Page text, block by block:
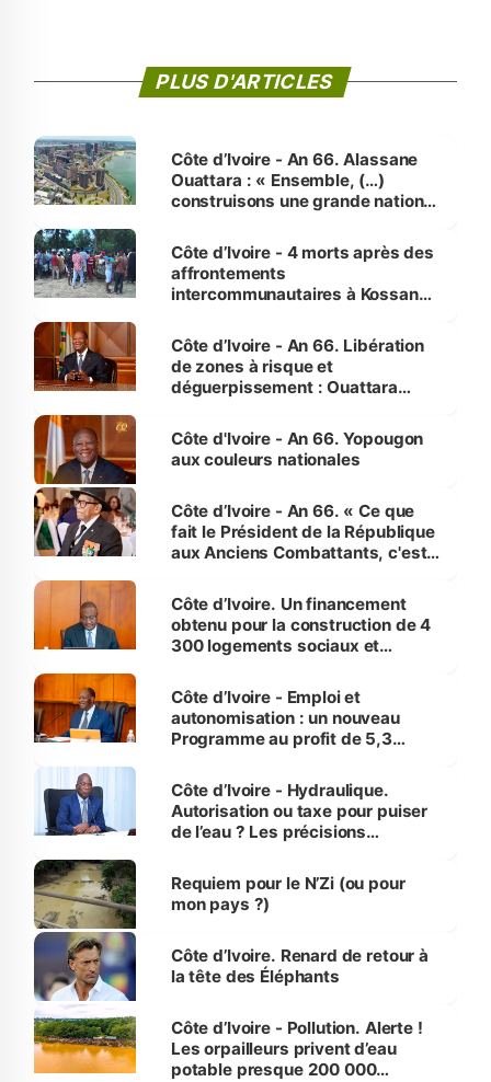
PLUS D'ARTICLES
Côte d’Ivoire - An 66. Alassane
Ouattara : « Ensemble, (…)
construisons une grande nation
générations futures »
Côte d’Ivoire - 4 morts après des
affrontements
intercommunautaires à Kossandji
milieu des sinistrés
Côte d’Ivoire - An 66. Libération
de zones à risque et
déguerpissement : Ouattara
l'Etat de droit pour préserver les
vies humaines »
Côte d'Ivoire - An 66. Yopougon
aux couleurs nationales
Côte d’Ivoire - An 66. « Ce que
fait le Président de la République
aux Anciens Combattants, c'est
Côte d’Ivoire. Un financement
obtenu pour la construction de 4
300 logements sociaux et
et Yamoussoukro
Côte d’Ivoire - Emploi et
autonomisation : un nouveau
Programme au profit de 5,3
Côte d’Ivoire - Hydraulique.
Autorisation ou taxe pour puiser
de l’eau ? Les précisions
Requiem pour le N’Zi (ou pour
mon pays ?)
Côte d’Ivoire. Renard de retour à
la tête des Éléphants
Côte d’Ivoire - Pollution. Alerte !
Les orpailleurs privent d’eau
potable presque 200 000